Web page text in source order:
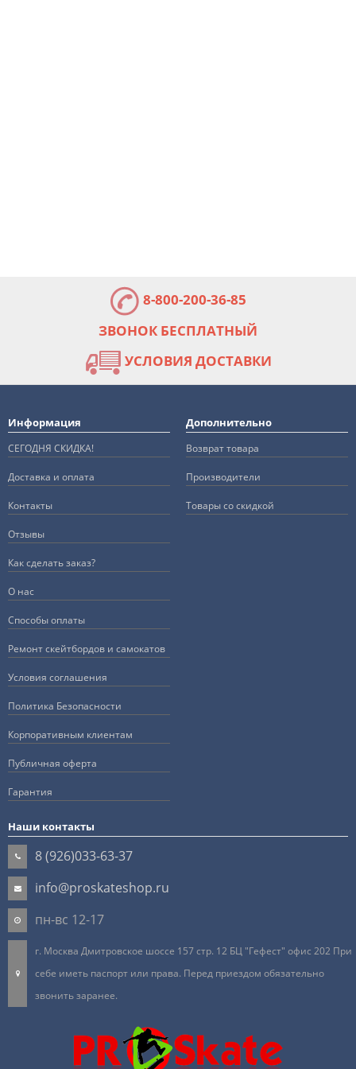
8-800-200-36-85
ЗВОНОК БЕСПЛАТНЫЙ
УСЛОВИЯ ДОСТАВКИ
Информация
СЕГОДНЯ СКИДКА!
Доставка и оплата
Контакты
Отзывы
Как сделать заказ?
О нас
Способы оплаты
Ремонт скейтбордов и самокатов
Условия соглашения
Политика Безопасности
Корпоративным клиентам
Публичная оферта
Гарантия
Дополнительно
Возврат товара
Производители
Товары со скидкой
Наши контакты
8 (926)033-63-37
info@proskateshop.ru
пн-вс 12-17
г. Москва Дмитровское шоссе 157 стр. 12 БЦ "Гефест" офис 202 При
себе иметь паспорт или права. Перед приездом обязательно
звонить заранее.